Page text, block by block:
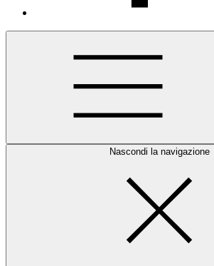
Nascondi la navigazione